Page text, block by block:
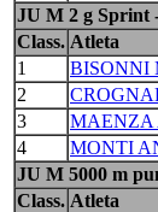
JU M 2 g Sprint
Class. Atleta
1
BISONNI
2
3
MAENZA
4
MONTI
JU M 5000 m
Class. Atleta